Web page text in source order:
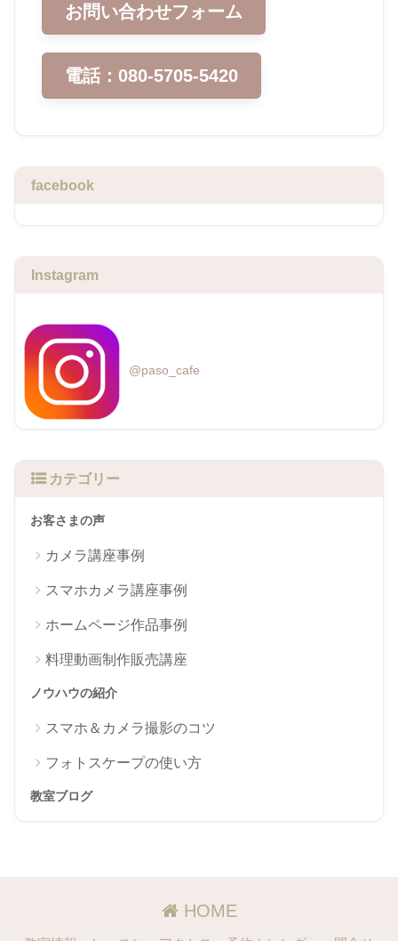
お問い合わせフォーム
電話：080-5705-5420
facebook
Instagram
@paso_cafe
カテゴリー
お客さまの声
カメラ講座事例
スマホカメラ講座事例
ホームページ作品事例
料理動画制作販売講座
ノウハウの紹介
スマホ＆カメラ撮影のコツ
フォトスケープの使い方
教室ブログ
HOME